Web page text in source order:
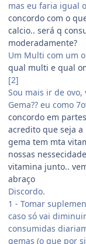
mas eu faria igual
concordo com o
calcio.. será q
moderadamente?
Um Multi com um
qual multi e qual
[2]
Sou mais ir de
Gema?? eu como
concordo em
acredito que seja
gema tem mta
nossas
vitamina junto..
abraço
Discordo.
1 - Tomar
caso só vai
consumidas
gemas (o que por